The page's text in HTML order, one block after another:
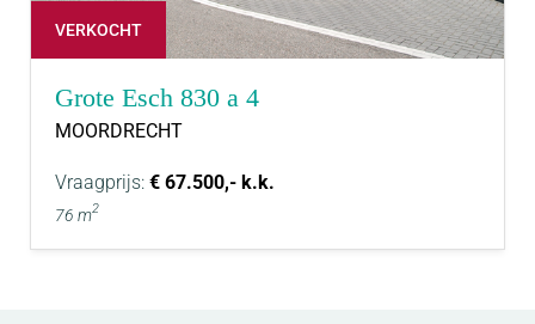
VERKOCHT
Grote Esch 830 a 4
MOORDRECHT
Vraagprijs: € 67.500,- k.k.
76 m2